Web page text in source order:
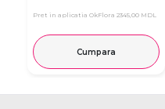
Pret in aplicatia OkFlora 2345,00 MDL
Cumpara